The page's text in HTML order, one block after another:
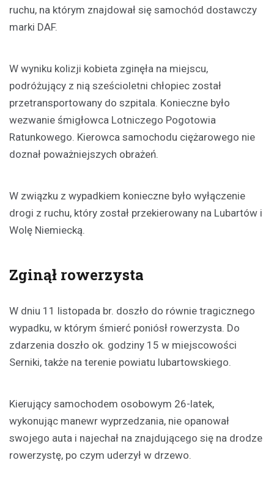
ruchu, na którym znajdował się samochód dostawczy
marki DAF.
W wyniku kolizji kobieta zginęła na miejscu,
podróżujący z nią sześcioletni chłopiec został
przetransportowany do szpitala. Konieczne było
wezwanie śmigłowca Lotniczego Pogotowia
Ratunkowego. Kierowca samochodu ciężarowego nie
doznał poważniejszych obrażeń.
W związku z wypadkiem konieczne było wyłączenie
drogi z ruchu, który został przekierowany na Lubartów i
Wolę Niemiecką.
Zginął rowerzysta
W dniu 11 listopada br. doszło do równie tragicznego
wypadku, w którym śmierć poniósł rowerzysta. Do
zdarzenia doszło ok. godziny 15 w miejscowości
Serniki, także na terenie powiatu lubartowskiego.
Kierujący samochodem osobowym 26-latek,
wykonując manewr wyprzedzania, nie opanował
swojego auta i najechał na znajdującego się na drodze
rowerzystę, po czym uderzył w drzewo.